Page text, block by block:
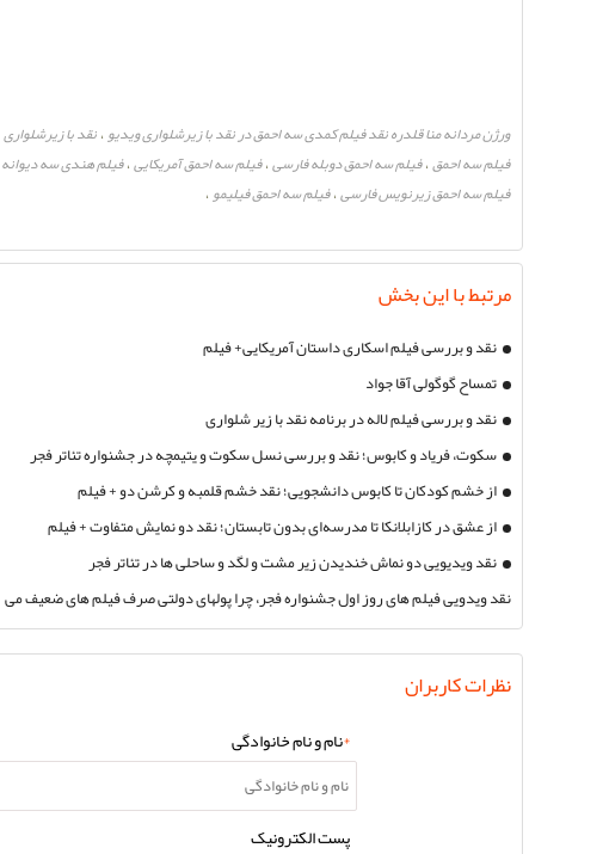
ورژن مردانه منا قلدره نقد فیلم کمدی سه احمق در نقد با زیرشلواری ویدیو،نقد با زیرشلواری
فیلم سه احمق،فیلم سه احمق دوبله فارسی،فیلم سه احمق آمریکایی،فیلم هندی سه دیوانه
فیلم سه احمق زیرنویس فارسی،فیلم سه احمق فیلیمو،
مرتبط با این بخش
نقد و بررسی فیلم اسکاری داستان آمریکایی+ فیلم
تمساح گوگولی آقا جواد
نقد و بررسی فیلم لاله در برنامه نقد با زیر شلواری
سکوت، فریاد و کابوس؛ نقد و بررسی نسل سکوت و یتیمچه در جشنواره تئاتر فجر
از خشم کودکان تا کابوس دانشجویی؛ نقد خشم قلمبه و کرشن دو + فیلم
از عشق در کازابلانکا تا مدرسه‌ای بدون تابستان؛ نقد دو نمایش متفاوت + فیلم
نقد ویدیویی دو نماش خندیدن زیر مشت و لگد و ساحلی ها در تئاتر فجر
نقد ویدویی فیلم های روز اول جشنواره فجر، چرا پولهای دولتی صرف فیلم های ضعیف می
شود.
نظرات کاربران
*نام و نام خانوادگی
پست الکترونیک